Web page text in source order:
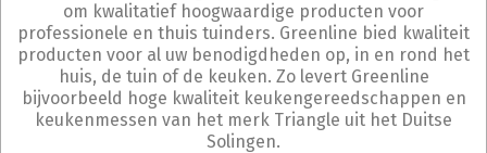
om kwalitatief hoogwaardige producten voor
professionele en thuis tuinders. Greenline bied kwaliteit
producten voor al uw benodigdheden op, in en rond het
huis, de tuin of de keuken. Zo levert Greenline
bijvoorbeeld hoge kwaliteit keukengereedschappen en
keukenmessen van het merk Triangle uit het Duitse
Solingen.